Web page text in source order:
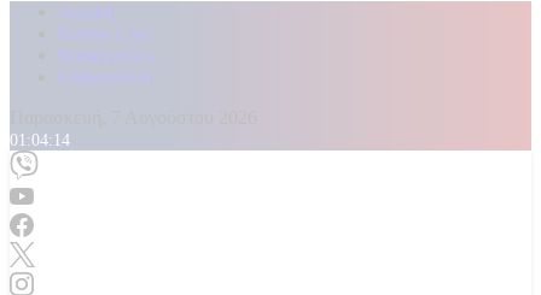
Αρχική
Kontra Live
Καταγγελίες
Επικοινωνία
01:04:16